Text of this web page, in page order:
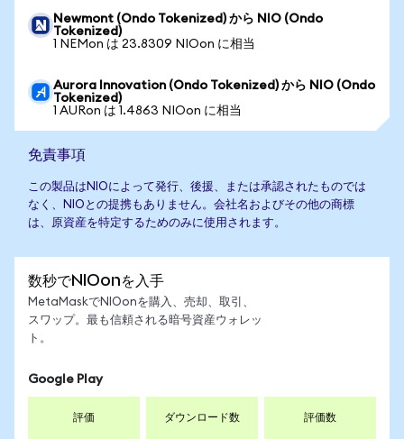
Newmont (Ondo Tokenized) から NIO (Ondo
Tokenized)
1 NEMon は 23.8309 NIOon に相当
Aurora Innovation (Ondo Tokenized) から NIO (Ondo
Tokenized)
1 AURon は 1.4863 NIOon に相当
免責事項
この製品はNIOによって発行、後援、または承認されたものでは
なく、NIOとの提携もありません。会社名およびその他の商標
は、原資産を特定するためのみに使用されます。
数秒でNIOonを入手
MetaMaskでNIOonを購入、売却、取引、
スワップ。最も信頼される暗号資産ウォレッ
ト。
Google Play
評価 ダウンロード数 評価数